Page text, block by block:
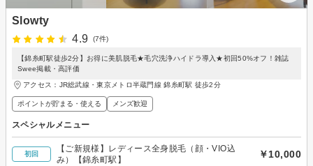
Slowty
4.9
(7件)
【錦糸町駅徒歩2分】お得に美肌脱毛★毛穴洗浄ハイドラ導入★初回50%オフ！雑誌
Swee掲載・高評価
アクセス：JR総武線・東京メトロ半蔵門線 錦糸町駅 徒歩2分
ポイントが貯まる・使える メンズ歓迎
スペシャルメニュー
初回
【ご新規様】レディース全身脱毛（顔・VIO込
み）【錦糸町駅】
￥10,000